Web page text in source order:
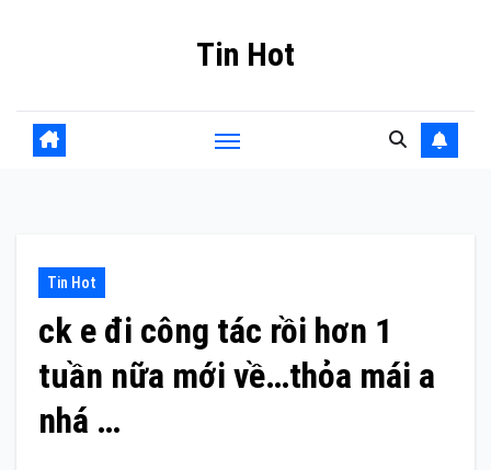
Tin Hot
Tin Hot
ck e đi công tác rồi hơn 1
tuần nữa mới về…thỏa mái a
nhá …